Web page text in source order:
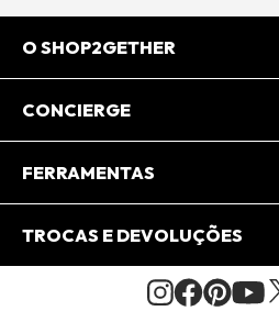
O SHOP2GETHER
Sobre Nós
Journal
CONCIERGE
Central de Relacionamento
FERRAMENTAS
Minha Conta
Pedido de Presente
TROCAS E DEVOLUÇÕES
Condições Gerais